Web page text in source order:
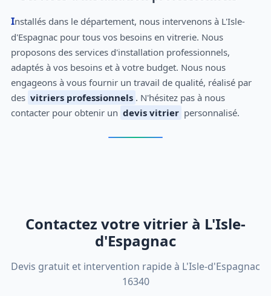
Installés dans le département, nous intervenons à L'Isle-
d'Espagnac pour tous vos besoins en vitrerie. Nous
proposons des services d'installation professionnels,
adaptés à vos besoins et à votre budget. Nous nous
engageons à vous fournir un travail de qualité, réalisé par
des vitriers professionnels . N'hésitez pas à nous
contacter pour obtenir un devis vitrier personnalisé.
Contactez votre vitrier à L'Isle-
d'Espagnac
Devis gratuit et intervention rapide à L'Isle-d'Espagnac
16340